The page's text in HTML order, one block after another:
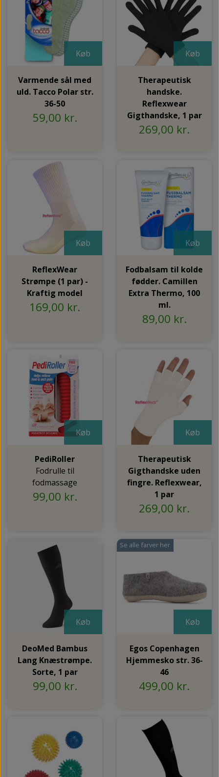
Køb
Varmende sål med
uld. Tacco Polar str.
36-50
59,00 kr.
Køb
Therapeutisk
handske.
Reflexwear
Gigthandske, 1 par
269,00 kr.
Køb
ReflexWear
Strømpe (1 par) -
Kraftig model
169,00 kr.
Køb
Fodbalsam til kolde
fødder. Camillen
Extra Thermo, 100
ml.
89,00 kr.
Køb
PediRoller
Fodrulle til
fodmassage
99,00 kr.
Køb
Therapeutisk
Gigthandske uden
fingre. Reflexwear,
1 par
269,00 kr.
Køb
DeoMed Bambus
Lang Knæstrømpe.
Sorte, 1 par
99,00 kr.
Se alle farver her
Køb
Egos Copenhagen
Hjemmesko str. 36-
46
499,00 kr.